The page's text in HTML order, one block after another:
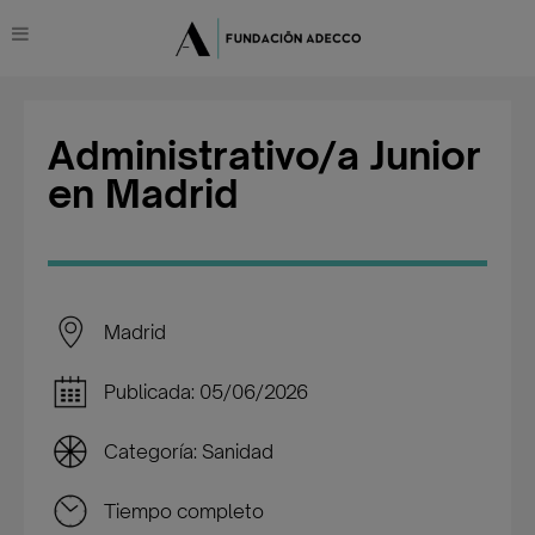
Administrativo/a Junior
en Madrid
Madrid
Publicada: 05/06/2026
Categoría: Sanidad
Tiempo completo